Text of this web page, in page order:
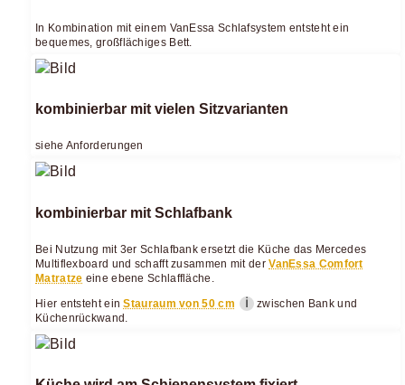
In Kombination mit einem VanEssa Schlafsystem entsteht ein
bequemes, großflächiges Bett.
kombinierbar mit vielen Sitzvarianten
siehe Anforderungen
kombinierbar mit Schlafbank
Bei Nutzung mit 3er Schlafbank ersetzt die Küche das Mercedes
Multiflexboard und schafft zusammen mit derVanEssa Comfort
Matratze eine ebene Schlaffläche.
Hier entsteht einStauraum von 50 cm ℹ zwischen Bank und
Küchenrückwand.